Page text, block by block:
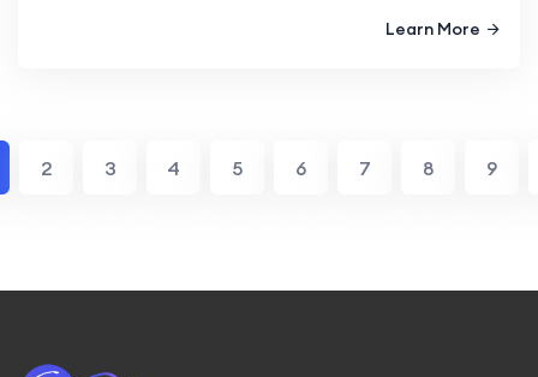
Learn More
2 3 4 5 6 7 8 9